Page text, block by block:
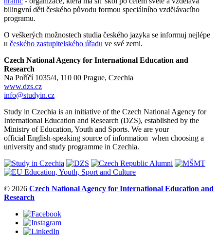
bilingvní děti českého původu formou speciálního vzdělávacího
programu.
O veškerých možnostech studia českého jazyka se informuj nejlépe
u českého zastupitelského úřadu ve své zemi.
Czech National Agency for International Education and
Research
Na Poříčí 1035/4, 110 00 Prague, Czechia
www.dzs.cz
info@studyin.cz
Study in Czechia is an initiative of the Czech National Agency for
International Education and Research (DZS), established by the
Ministry of Education, Youth and Sports. We are your
official English-speaking source of information when choosing a
university and study programme in Czechia.
© 2026 Czech National Agency for International Education and
Research